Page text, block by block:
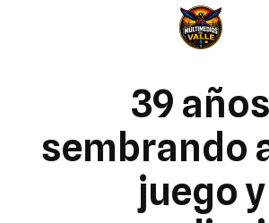
39 años
sembrando
juego y